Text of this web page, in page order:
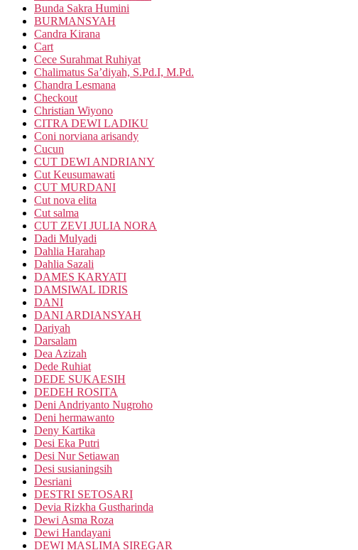
Bunda Sakra Humini
BURMANSYAH
Candra Kirana
Cart
Cece Surahmat Ruhiyat
Chalimatus Sa’diyah, S.Pd.I, M.Pd.
Chandra Lesmana
Checkout
Christian Wiyono
CITRA DEWI LADIKU
Coni norviana arisandy
Cucun
CUT DEWI ANDRIANY
Cut Keusumawati
CUT MURDANI
Cut nova elita
Cut salma
CUT ZEVI JULIA NORA
Dadi Mulyadi
Dahlia Harahap
Dahlia Sazali
DAMES KARYATI
DAMSIWAL IDRIS
DANI
DANI ARDIANSYAH
Dariyah
Darsalam
Dea Azizah
Dede Ruhiat
DEDE SUKAESIH
DEDEH ROSITA
Deni Andriyanto Nugroho
Deni hermawanto
Deny Kartika
Desi Eka Putri
Desi Nur Setiawan
Desi susianingsih
Desriani
DESTRI SETOSARI
Devia Rizkha Gustharinda
Dewi Asma Roza
Dewi Handayani
DEWI MASLIMA SIREGAR